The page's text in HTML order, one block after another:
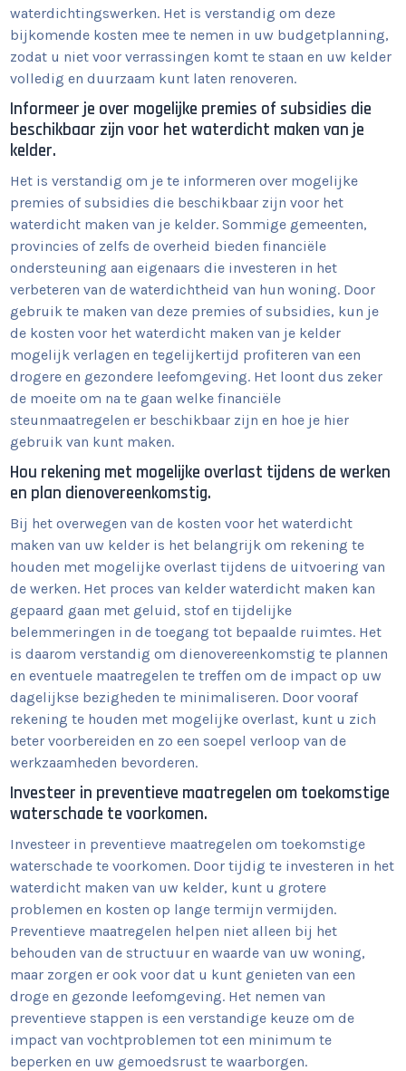
waterdichtingswerken. Het is verstandig om deze
bijkomende kosten mee te nemen in uw budgetplanning,
zodat u niet voor verrassingen komt te staan en uw kelder
volledig en duurzaam kunt laten renoveren.
Informeer je over mogelijke premies of subsidies die
beschikbaar zijn voor het waterdicht maken van je
kelder.
Het is verstandig om je te informeren over mogelijke
premies of subsidies die beschikbaar zijn voor het
waterdicht maken van je kelder. Sommige gemeenten,
provincies of zelfs de overheid bieden financiële
ondersteuning aan eigenaars die investeren in het
verbeteren van de waterdichtheid van hun woning. Door
gebruik te maken van deze premies of subsidies, kun je
de kosten voor het waterdicht maken van je kelder
mogelijk verlagen en tegelijkertijd profiteren van een
drogere en gezondere leefomgeving. Het loont dus zeker
de moeite om na te gaan welke financiële
steunmaatregelen er beschikbaar zijn en hoe je hier
gebruik van kunt maken.
Hou rekening met mogelijke overlast tijdens de werken
en plan dienovereenkomstig.
Bij het overwegen van de kosten voor het waterdicht
maken van uw kelder is het belangrijk om rekening te
houden met mogelijke overlast tijdens de uitvoering van
de werken. Het proces van kelder waterdicht maken kan
gepaard gaan met geluid, stof en tijdelijke
belemmeringen in de toegang tot bepaalde ruimtes. Het
is daarom verstandig om dienovereenkomstig te plannen
en eventuele maatregelen te treffen om de impact op uw
dagelijkse bezigheden te minimaliseren. Door vooraf
rekening te houden met mogelijke overlast, kunt u zich
beter voorbereiden en zo een soepel verloop van de
werkzaamheden bevorderen.
Investeer in preventieve maatregelen om toekomstige
waterschade te voorkomen.
Investeer in preventieve maatregelen om toekomstige
waterschade te voorkomen. Door tijdig te investeren in het
waterdicht maken van uw kelder, kunt u grotere
problemen en kosten op lange termijn vermijden.
Preventieve maatregelen helpen niet alleen bij het
behouden van de structuur en waarde van uw woning,
maar zorgen er ook voor dat u kunt genieten van een
droge en gezonde leefomgeving. Het nemen van
preventieve stappen is een verstandige keuze om de
impact van vochtproblemen tot een minimum te
beperken en uw gemoedsrust te waarborgen.